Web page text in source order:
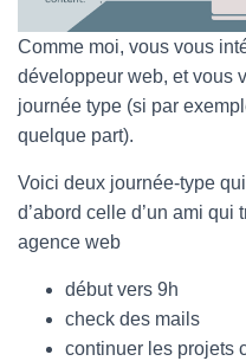
Comme moi, vous vous
développeur web, et vous
journée type (si par
quelque part).
Voici deux journée-type
d’abord celle d’un ami
agence web
début vers 9h
check des mails
continuer les projets